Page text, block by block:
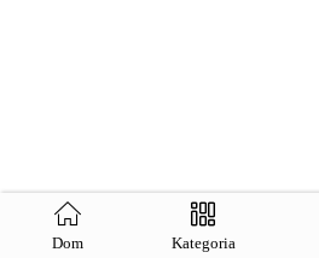
Dom Kategoria